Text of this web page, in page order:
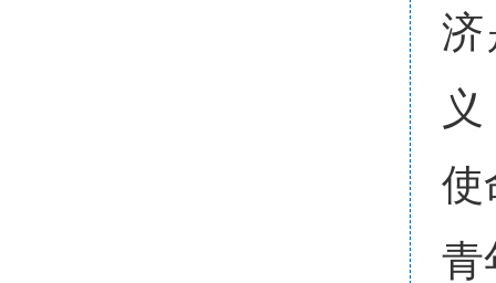
使
青